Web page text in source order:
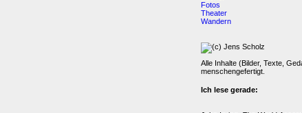
Fotos
Theater
Wandern
Alle Inhalte (Bilder, Texte,
menschengefertigt.
Ich lese gerade: